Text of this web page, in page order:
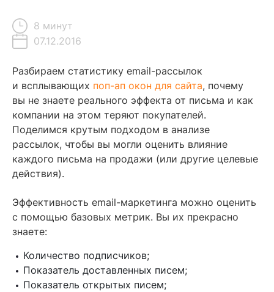
8 минут
07.12.2016
Содержание
Давайте разберём на примере,
Эффективность всплывающих окон
Как настроить правильную аналитику писем
и всплывающих окон
Шаг 1. Задайте цель
Шаг 2. Определите ценность цели
Шаг 3. Укажите скорость достижения цели
Читайте также
Разбираем статистику email-рассылок
и всплывающих поп-ап окон для сайта, почему
вы не знаете реального эффекта от письма и как
компании на этом теряют покупателей.
Поделимся крутым подходом в анализе
рассылок, чтобы вы могли оценить влияние
каждого письма на продажи (или другие целевые
действия).
Эффективность email-маркетинга можно оценить
с помощью базовых метрик. Вы их прекрасно
знаете:
Количество подписчиков;
Показатель доставленных писем;
Показатель открытых писем;